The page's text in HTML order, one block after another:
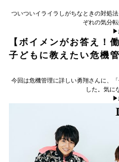
ついついイライラしがちなときの対処
ぞれの気分転
▶︎
【ボイメンがお答え！
子どもに教えたい危機
今回は危機管理に詳しい勇翔さんに、
した。気に
▶︎